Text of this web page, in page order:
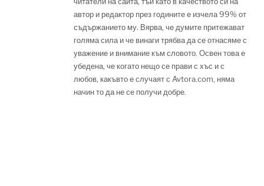
автор и редактор през годините е изчела 99% от
съдържанието му. Вярва, че думите притежават
голяма сила и че винаги трябва да се отнасяме с
уважение и внимание към словото. Освен това е
убедена, че когато нещо се прави с хъс и с
любов, какъвто е случаят с Avtora.com, няма
начин то да не се получи добре.